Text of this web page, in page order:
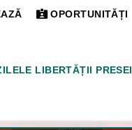
OPORTUNITĂȚI
LIBERTĂȚII PRESEI